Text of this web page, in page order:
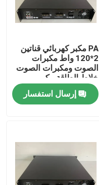
PA مكبر كهربائي قناتين
2*120 واط مكبرات
الصوت ومكبرات الصوت
خلاط الطاقة مكبر
كهربائي احترافي 20000
واط
إرسال استفسار